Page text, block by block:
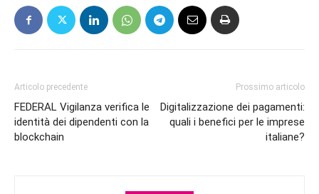
Articolo precedente
FEDERAL Vigilanza verifica le
identità dei dipendenti con la
blockchain
Prossimo articolo
Digitalizzazione dei pagamenti:
quali i benefici per le imprese
italiane?